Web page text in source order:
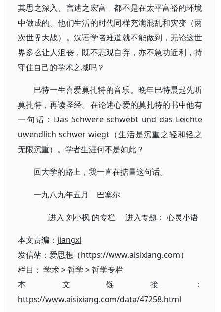
其思之深入、言述之宏富，都不是在太平富裕的环境
中做成的。他们生活的时代同样充满混乱和灾变（两
次世界大战）。汉语学者难道就不能做到，无论这世
界多么让人沮丧，既不悲观自弃，亦不急功近利，持
守住自己的学术之域吗？
巴特一生喜爱莫扎特的音乐。晚年巴特晨起先听
莫扎特，再读圣经。在论述心爱的莫扎特的书中他有
一句话：Das Schwere schwebt und das Leichte
uwendlich schwer wiegt（生活是沉重之轻和轻之
无限沉重）。学者生涯何不是如此？
回大学的路上，我一直在掂量这句话。
一九八九年五月 巴塞尔
进入刘小枫 的专栏 进入专题：心灵小语
本文责编： jiangxl
发信站：爱思想（https://www.aisixiang.com）
栏目： 学术>哲学 >哲学专栏
本文链接：
https://www.aisixiang.com/data/47258.html